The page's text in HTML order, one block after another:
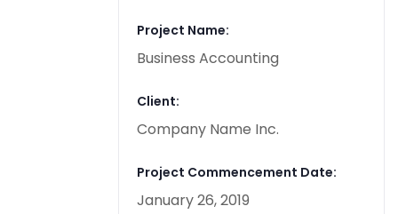
Project Name:
Business Accounting
Client:
Company Name Inc.
Project Commencement Date:
January 26, 2019